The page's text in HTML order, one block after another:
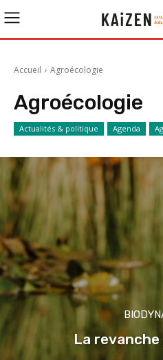
Accueil Agroécologie
Agroécologie
Actualités & politique Agenda
La